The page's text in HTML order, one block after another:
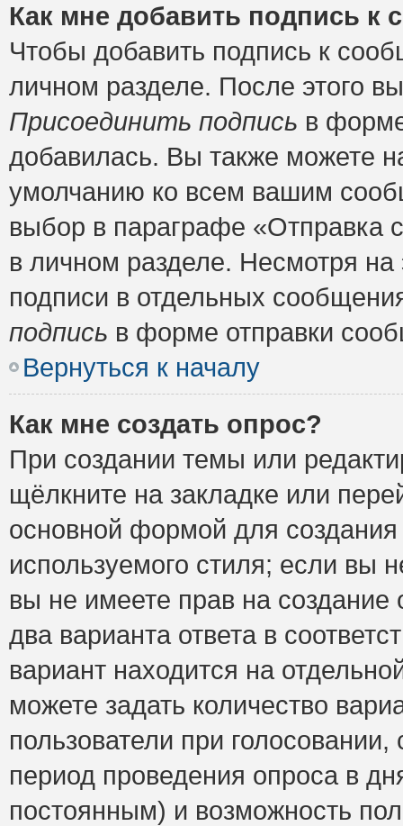
Как мне добавить подпись к
Чтобы добавить подпись к
личном разделе. После этого
Присоединить подпись в
добавилась. Вы также можете
умолчанию ко всем вашим
выбор в параграфе «Отправка
в личном разделе. Несмотря
подписи в отдельных
подпись в форме отправки
Вернуться к началу
Как мне создать опрос?
При создании темы или
щёлкните на закладке или
основной формой для
используемого стиля; если вы
вы не имеете прав на
два варианта ответа в
вариант находится на
можете задать количество
пользователи при
период проведения опроса в
постоянным) и возможность